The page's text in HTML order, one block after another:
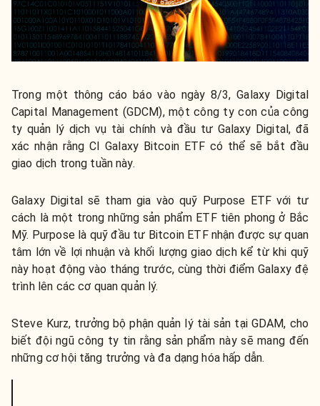
Trong một thông cáo báo vào ngày 8/3, Galaxy Digital
Capital Management (GDCM), một công ty con của công
ty quản lý dịch vụ tài chính và đầu tư Galaxy Digital, đã
xác nhận rằng CI Galaxy Bitcoin ETF có thể sẽ bắt đầu
giao dịch trong tuần này.
Galaxy Digital sẽ tham gia vào quỹ Purpose ETF với tư
cách là một trong những sản phẩm ETF tiên phong ở Bắc
Mỹ. Purpose là quỹ đầu tư Bitcoin ETF nhận được sự quan
tâm lớn về lợi nhuận và khối lượng giao dịch kể từ khi quỹ
này hoạt động vào tháng trước, cùng thời điểm Galaxy đệ
trình lên các cơ quan quản lý.
Steve Kurz, trưởng bộ phận quản lý tài sản tại GDAM, cho
biết đội ngũ công ty tin rằng sản phẩm này sẽ mang đến
những cơ hội tăng trưởng và đa dạng hóa hấp dẫn.